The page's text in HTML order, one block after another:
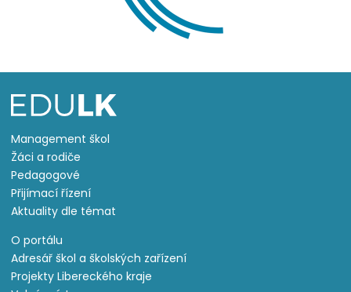
Management škol
Žáci a rodiče
Pedagogové
Přijímací řízení
Aktuality dle témat
O portálu
Adresář škol a školských zařízení
Projekty Libereckého kraje